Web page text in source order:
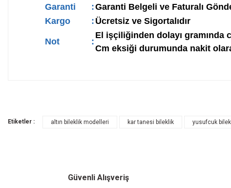
Garanti
:Garanti Belgeli ve Faturalı
Kargo
: Ücretsiz ve Sigortalıdır
Not :
El işçiliğinden dolayı gramında
Cm eksiği durumunda nakit
Etiketler : altın bileklik modelleri kar tanesi bileklik yusufcuk
Güvenli Alışveriş